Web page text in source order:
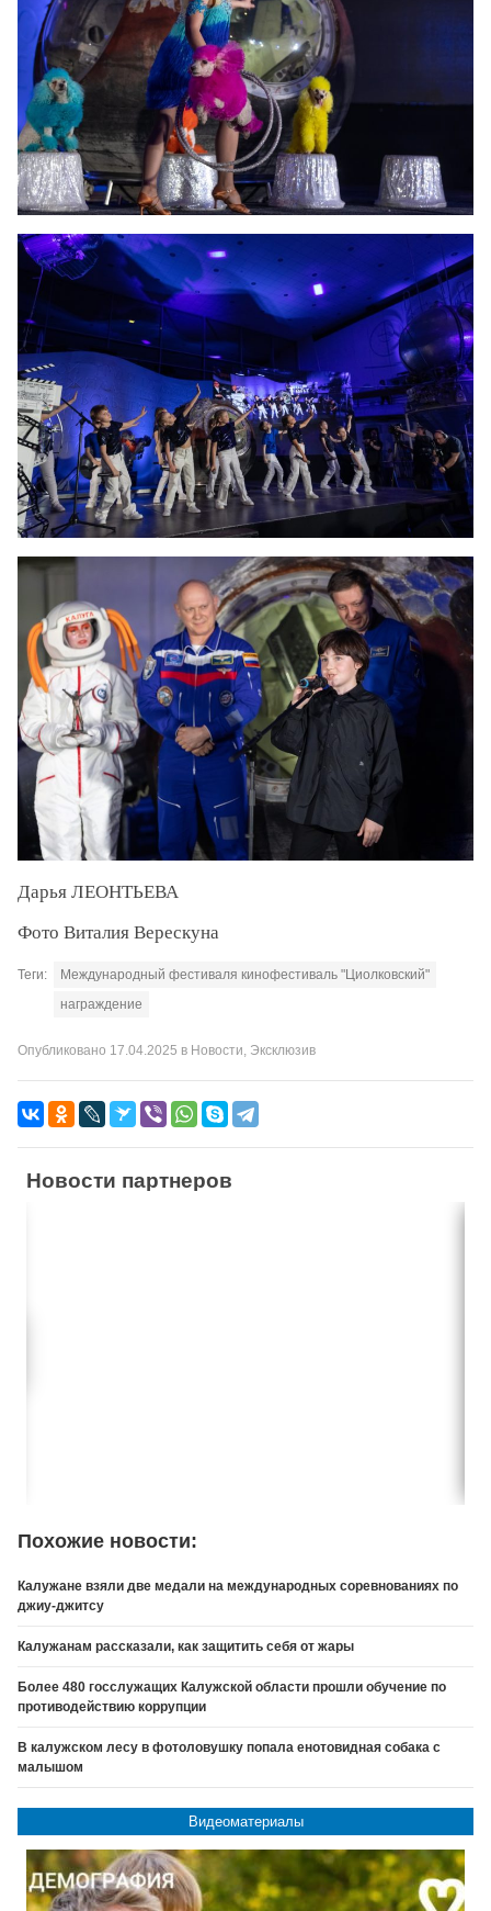
Дарья ЛЕОНТЬЕВА
Фото Виталия Верескуна
Теги:
Международный фестиваля кинофестиваль "Циолковский"
награждение
Опубликовано 17.04.2025 в Новости, Эксклюзив
Новости партнеров
Похожие новости:
Калужане взяли две медали на международных соревнованиях по
джиу-джитсу
Калужанам рассказали, как защитить себя от жары
Более 480 госслужащих Калужской области прошли обучение по
противодействию коррупции
В калужском лесу в фотоловушку попала енотовидная собака с
малышом
Видеоматериалы